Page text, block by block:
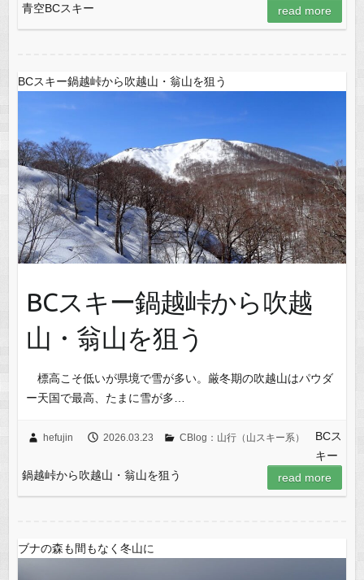
青空BCスキー
read more
BCスキー鍋越峠から吹越山・翁山を狙う
BCスキー鍋越峠から吹越
山・翁山を狙う
標高こそ低いが県境で雪が多い。厳冬期の吹越山はパウダ
ー天国で最高、たまに雪が多…
hefujin 2026.03.23 CBlog：山行（山スキー系）
BCス
キー
鍋越峠から吹越山・翁山を狙う
read more
ブナの森も間もなく冬山に